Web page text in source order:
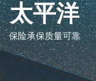
太平洋
保险承保质量可靠